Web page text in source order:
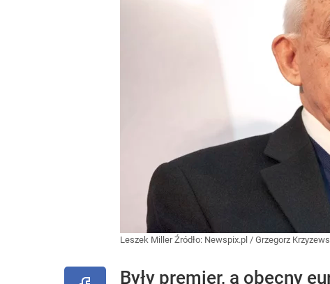
Leszek MillerŹródło: Newspix.pl / Grzegorz
Były premier, a obecny